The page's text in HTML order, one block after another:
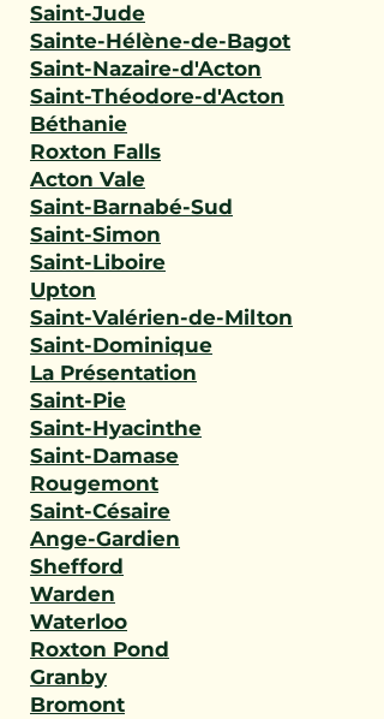
Saint-Jude
Sainte-Hélène-de-Bagot
Saint-Nazaire-d'Acton
Saint-Théodore-d'Acton
Béthanie
Roxton Falls
Acton Vale
Saint-Barnabé-Sud
Saint-Simon
Saint-Liboire
Upton
Saint-Valérien-de-Milton
Saint-Dominique
La Présentation
Saint-Pie
Saint-Hyacinthe
Saint-Damase
Rougemont
Saint-Césaire
Ange-Gardien
Shefford
Warden
Waterloo
Roxton Pond
Granby
Bromont